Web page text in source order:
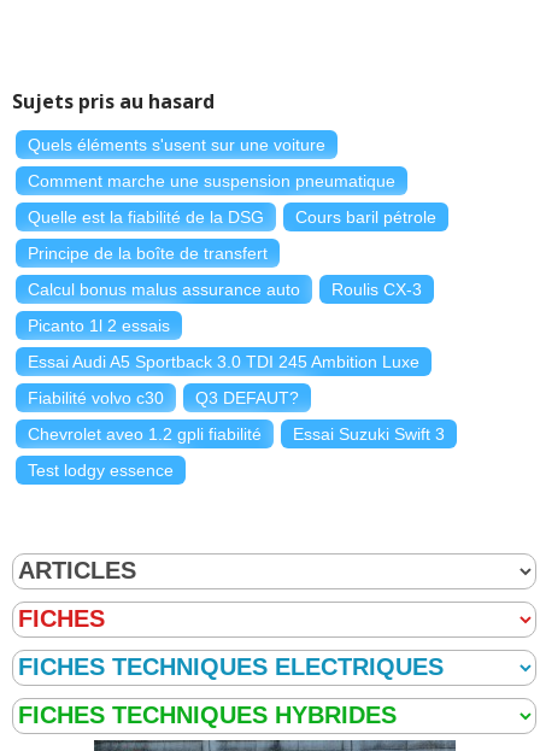
Sujets pris au hasard
Quels éléments s'usent sur une voiture
Comment marche une suspension pneumatique
Quelle est la fiabilité de la DSG
Cours baril pétrole
Principe de la boîte de transfert
Calcul bonus malus assurance auto
Roulis CX-3
Picanto 1l 2 essais
Essai Audi A5 Sportback 3.0 TDI 245 Ambition Luxe
Fiabilité volvo c30
Q3 DEFAUT?
Chevrolet aveo 1.2 gpli fiabilité
Essai Suzuki Swift 3
Test lodgy essence